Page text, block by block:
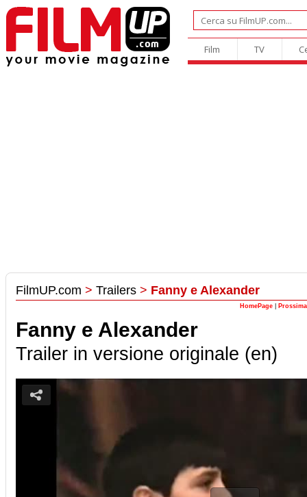
Film TV
FilmUP.com > Trailers > Fanny e Alexander
HomePage
Fanny e Alexander
Trailer in versione originale (en)